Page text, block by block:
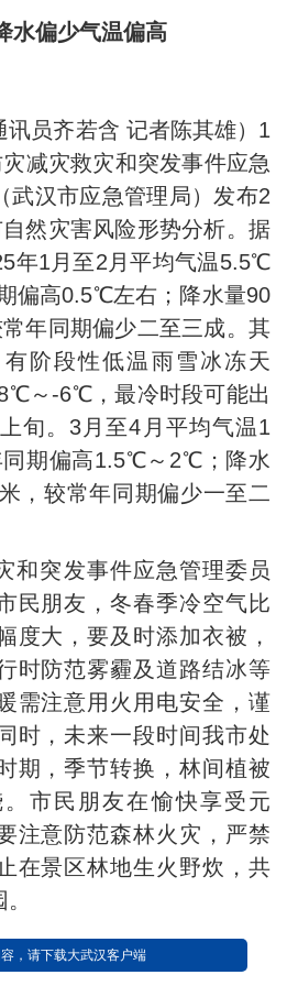
水偏少气温偏高
讯员齐若含 记者陈其雄）1
减灾救灾和突发事件应急
武汉市应急管理局）发布2
然灾害风险形势分析。据
年1月至2月平均气温5.5℃
偏高0.5℃左右；降水量90
年同期偏少二至三成。其
阶段性低温雨雪冰冻天
～-6℃，最冷时段可能出
旬。3月至4月平均气温1
期偏高1.5℃～2℃；降水
，较常年同期偏少一至二
和突发事件应急管理委员
民朋友，冬春季冷空气比
度大，要及时添加衣被，
时防范雾霾及道路结冰等
需注意用火用电安全，谨
时，未来一段时间我市处
期，季节转换，林间植被
市民朋友在愉快享受元
注意防范森林火灾，严禁
在景区林地生火野炊，共
，请下载大武汉客户端